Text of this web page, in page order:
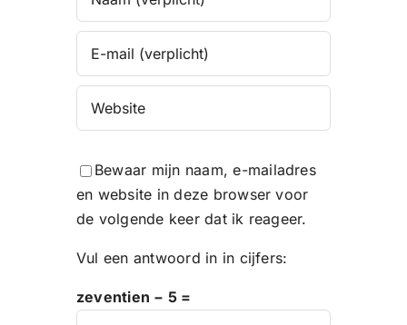
Bewaar mijn naam, e-mailadres
en website in deze browser voor
de volgende keer dat ik reageer.
Vul een antwoord in in cijfers:
zeventien − 5 =